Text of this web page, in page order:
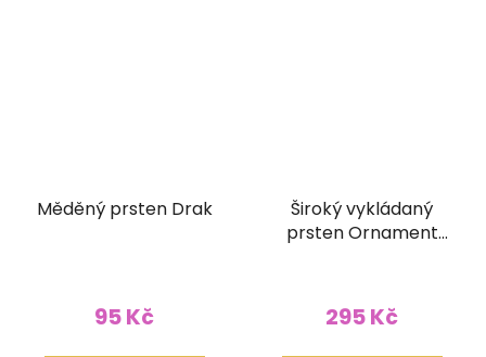
Měděný prsten Drak
95 Kč
Široký vykládaný
prsten Ornament
295 Kč